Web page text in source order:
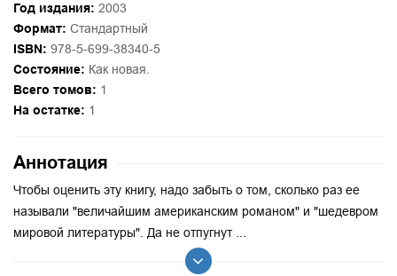
Год издания: 2003
Формат: Стандартный
ISBN: 978-5-699-38340-5
Состояние: Как новая.
Всего томов: 1
На остатке: 1
Аннотация
Чтобы оценить эту книгу, надо забыть о том, сколько раз ее
называли "величайшим американским романом" и "шедевром
мировой литературы". Да не отпугнут ...